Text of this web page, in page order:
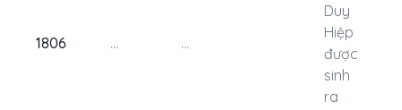
1806 ... ...
Duy
Hiệp
được
sinh
ra